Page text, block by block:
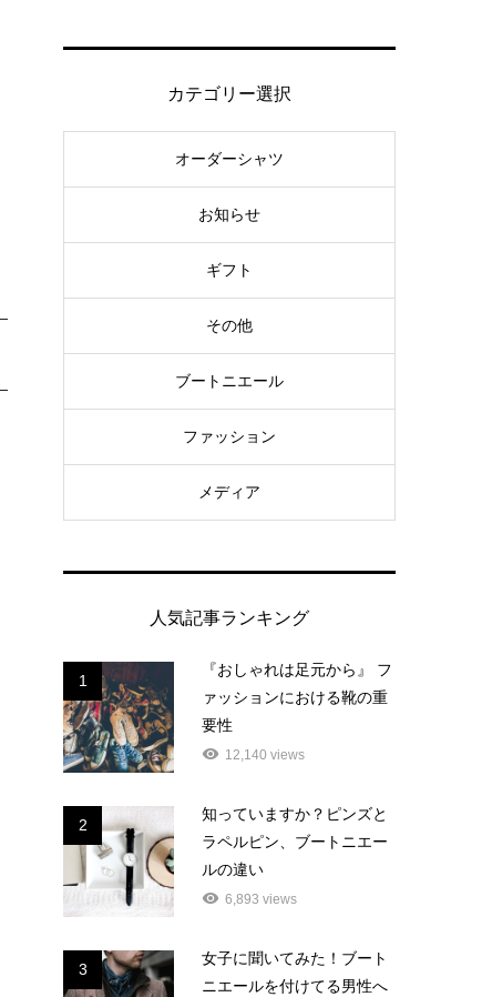
カテゴリー選択
オーダーシャツ
お知らせ
ギフト
その他
ブートニエール
ファッション
メディア
人気記事ランキング
1
『おしゃれは足元から』 フ
ァッションにおける靴の重
要性
12,140 views
2
知っていますか？ピンズと
ラペルピン、ブートニエー
ルの違い
6,893 views
3
女子に聞いてみた！ブート
ニエールを付けてる男性へ